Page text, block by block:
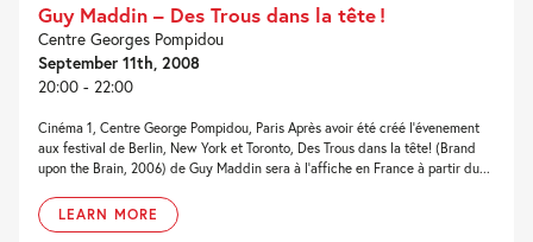
Guy Maddin – Des Trous dans la tête !
Centre Georges Pompidou
September 11th, 2008
20:00 - 22:00
Cinéma 1, Centre George Pompidou, Paris Après avoir été créé l’évenement
aux festival de Berlin, New York et Toronto, Des Trous dans la tête! (Brand
upon the Brain, 2006) de Guy Maddin sera à l’affiche en France à partir du...
LEARN MORE